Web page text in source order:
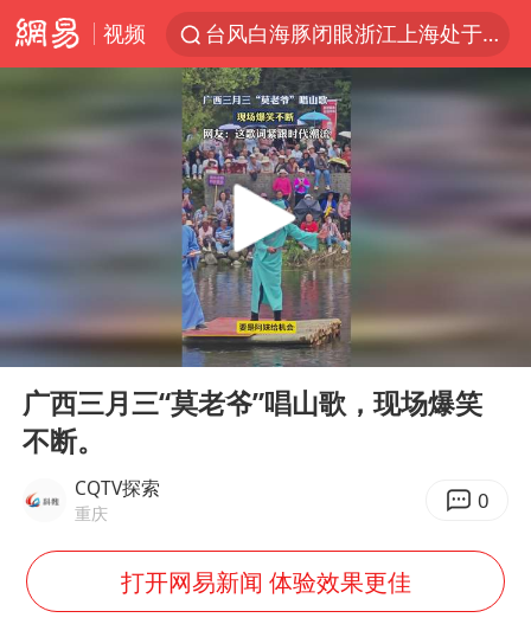
视频
台风白海豚闭眼浙江上海处于危险半圆
四川宜宾市珙县发生3.4级地震
香港宏福苑火灾或由烟头引起
周末打虎 宋致远被查
白海豚将正面袭击贯穿浙江
浙江台州《告全体市民书》
多个明星演唱会取消
刘浩存百花奖开幕式红裙起舞
Play
00:00 00:30
广西三月三“莫老爷”唱山歌，现场爆笑
不断。
CQTV探索
重庆 0
打开网易新闻 体验效果更佳